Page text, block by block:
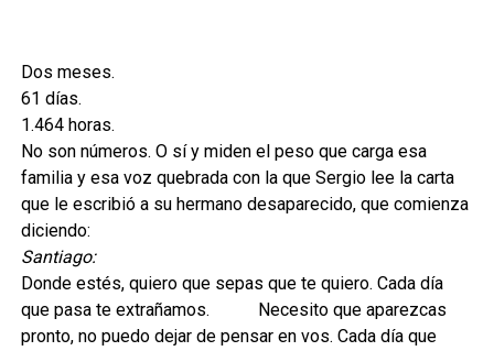
Dos meses.
61 días.
1.464 horas.
No son números. O sí y miden el peso que carga esa
familia y esa voz quebrada con la que Sergio lee la carta
que le escribió a su hermano desaparecido, que comienza
diciendo:
Santiago:
Donde estés, quiero que sepas que te quiero. Cada día
que pasa te extrañamos. Necesito que aparezcas
pronto, no puedo dejar de pensar en vos. Cada día que